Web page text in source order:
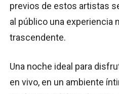
previos de estos artistas
al público una experiencia
trascendente.
Una noche ideal para
en vivo, en un ambiente